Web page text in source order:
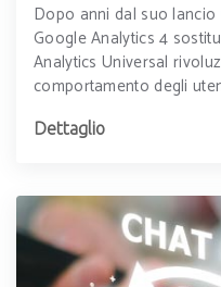
Dopo anni dal suo
Google Analytics 4
Analytics Universal
comportamento degli
Dettaglio